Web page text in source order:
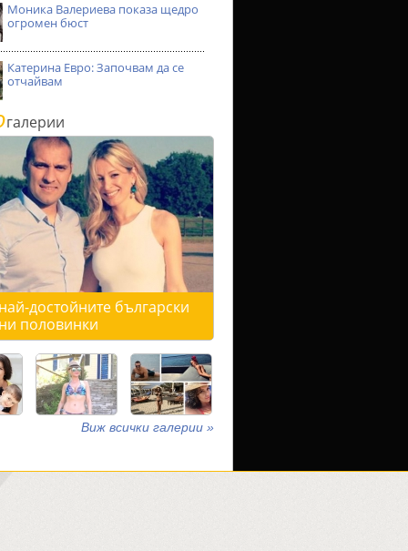
Моника Валериева показа щедро
огромен бюст
Катерина Евро: Започвам да се
отчайвам
галерии
достойните български
половинки
Виж всички галерии »